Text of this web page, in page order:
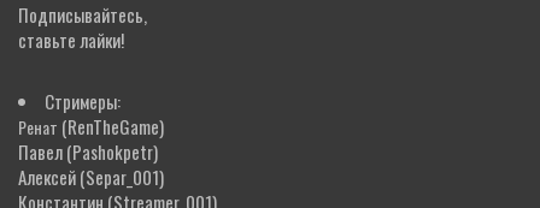
Подписывайтесь,
ставьте лайки!
Стримеры:
Ренат (RenTheGame)
Павел(Pashokpetr)
Алексей(Separ_001)
Константин (Streamer_001)